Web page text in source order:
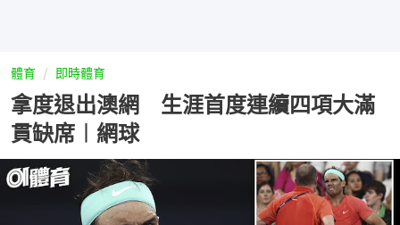
體育 即時體育
拿度退出澳網 生涯首度連續四項大滿
貫缺席︱網球